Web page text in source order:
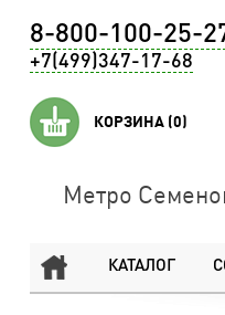
8-800-100-25-
+7(499)347-17-68
КОРЗИНА (0)
Метро
КАТАЛОГ